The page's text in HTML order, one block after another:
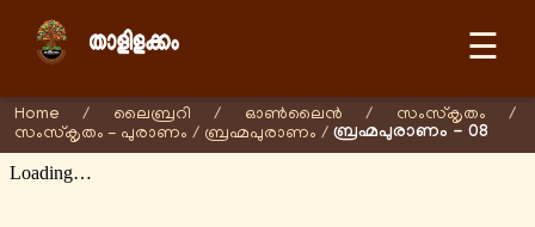
☰
Home / ലൈബ്രറി / ഓണ്‍ലൈന്‍ / സംസ്കൃതം
/
സംസ്കൃതം - പുരാണം / ബ്രഹ്മപുരാണം / ബ്രഹ്മപുരാണം - 08